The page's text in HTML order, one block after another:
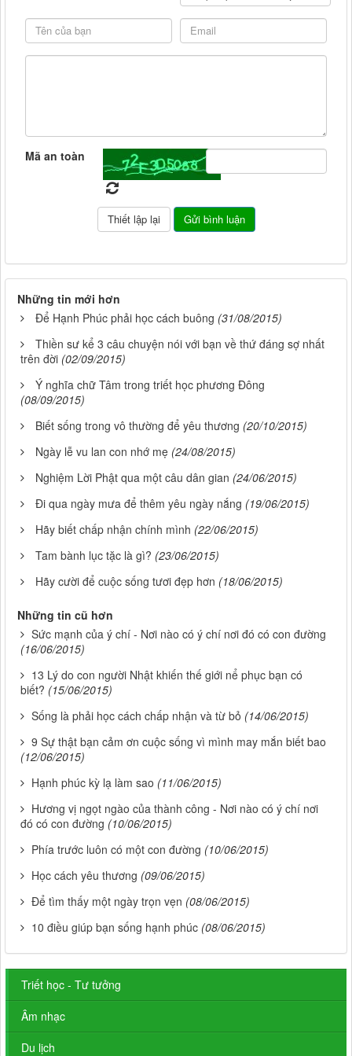
Mã an toàn
Những tin mới hơn
Để Hạnh Phúc phải học cách buông (31/08/2015)
Thiền sư kể 3 câu chuyện nói với bạn về thứ đáng sợ nhất
trên đời (02/09/2015)
Ý nghĩa chữ Tâm trong triết học phương Đông
(08/09/2015)
Biết sống trong vô thường để yêu thương (20/10/2015)
Ngày lễ vu lan con nhớ mẹ (24/08/2015)
Nghiệm Lời Phật qua một câu dân gian (24/06/2015)
Đi qua ngày mưa để thêm yêu ngày nắng (19/06/2015)
Hãy biết chấp nhận chính mình (22/06/2015)
Tam bành lục tặc là gì? (23/06/2015)
Hãy cười để cuộc sống tươi đẹp hơn (18/06/2015)
Những tin cũ hơn
Sức mạnh của ý chí - Nơi nào có ý chí nơi đó có con đường
(16/06/2015)
13 Lý do con người Nhật khiến thế giới nể phục bạn có
biết? (15/06/2015)
Sống là phải học cách chấp nhận và từ bỏ (14/06/2015)
9 Sự thật bạn cảm ơn cuộc sống vì mình may mắn biết bao
(12/06/2015)
Hạnh phúc kỳ lạ làm sao (11/06/2015)
Hương vị ngọt ngào của thành công - Nơi nào có ý chí nơi
đó có con đường (10/06/2015)
Phía trước luôn có một con đường (10/06/2015)
Học cách yêu thương (09/06/2015)
Để tìm thấy một ngày trọn vẹn (08/06/2015)
10 điều giúp bạn sống hạnh phúc (08/06/2015)
Triết học - Tư tưởng
Âm nhạc
Du lịch